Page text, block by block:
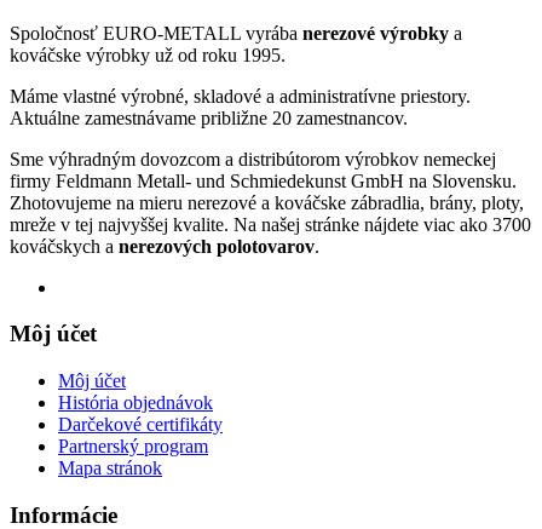
Spoločnosť EURO-METALL vyrába nerezové výrobky a
kováčske výrobky už od roku 1995.
Máme vlastné výrobné, skladové a administratívne priestory.
Aktuálne zamestnávame približne 20 zamestnancov.
Sme výhradným dovozcom a distribútorom výrobkov nemeckej
firmy Feldmann Metall- und Schmiedekunst GmbH na Slovensku.
Zhotovujeme na mieru nerezové a kováčske zábradlia, brány, ploty,
mreže v tej najvyššej kvalite. Na našej stránke nájdete viac ako 3700
kováčskych a nerezových polotovarov.
Môj účet
Môj účet
História objednávok
Darčekové certifikáty
Partnerský program
Mapa stránok
Informácie